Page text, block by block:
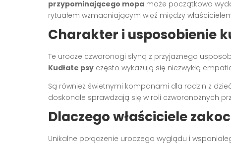
przypominającego mopa może początkowo
rytuałem wzmacniającym więź między
Charakter i usposobienie
Te urocze czworonogi słyną z przyjaznego
Kudłate psy często wykazują się niezwykłą
Są również świetnymi kompanami dla rodzin z
doskonale sprawdzają się w roli czworonożnych
Dlaczego właściciele
Unikalne połączenie uroczego wyglądu i